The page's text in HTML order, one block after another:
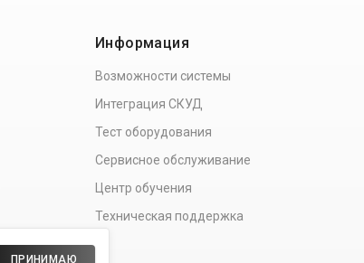
Информация
Возможности системы
Интеграция СКУД
Тест оборудования
Сервисное обслуживание
Центр обучения
Техническая поддержка
ПРИНИМАЮ